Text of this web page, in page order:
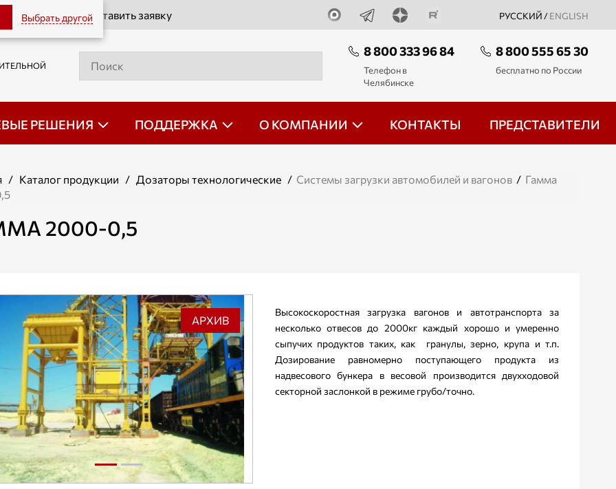
Выбрать другой РУССКИЙ / ENGLISH
Оставить заявку
8 800 333 96 84
Телефон в
Челябинске
8 800 555 65 30
бесплатно по России
РЕШЕНИЯ ПОДДЕРЖКА О КОМПАНИИ КОНТАКТЫ ПРЕДСТАВИТЕЛИ
/ Каталог продукции / Дозаторы технологические / Системы загрузки автомобилей и вагонов/ Гамма
2000-0,5
АРХИВ
Высокоскоростная загрузка вагонов и автотранспорта за
несколько отвесов до 2000кг каждый хорошо и умеренно
сыпучих продуктов таких, как гранулы, зерно, крупа и т.п.
Дозирование равномерно поступающего продукта из
надвесового бункера в весовой производится двухходовой
секторной заслонкой в режиме грубо/точно.